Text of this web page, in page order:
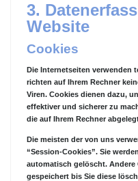
3.
Website
Cookies
Die Internetseiten verwenden
richten auf Ihrem Rechner
Viren. Cookies dienen dazu,
effektiver und sicherer zu
die auf Ihrem Rechner
Die meisten der von uns
“Session-Cookies”. Sie
automatisch gelöscht. Andere
gespeichert bis Sie diese